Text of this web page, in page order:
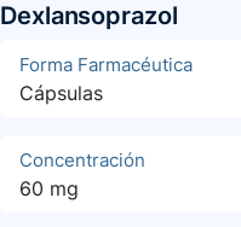
Dexlansoprazol
Forma Farmacéutica
Cápsulas
Concentración
60 mg